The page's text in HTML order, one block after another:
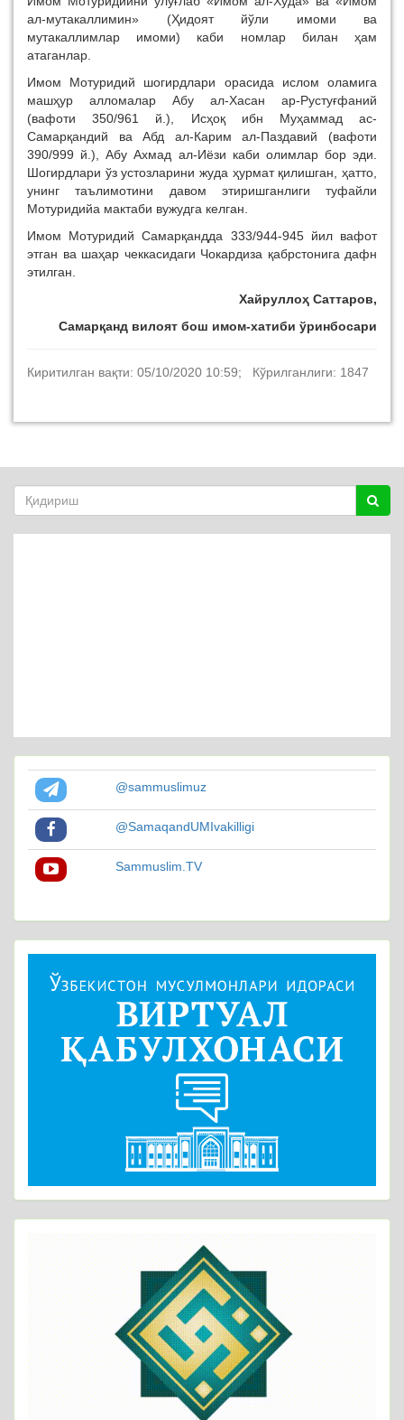
ал-мутакаллимин» (Ҳидоят йўли имоми ва
мутакаллимлар имоми) каби номлар билан ҳам
атаганлар.
Имом Мотуридий шогирдлари орасида ислом оламига
машҳур алломалар Абу ал-Хасан ар-Рустуғфаний
(вафоти 350/961 й.), Исҳоқ ибн Муҳаммад ас-
Самарқандий ва Абд ал-Карим ал-Паздавий (вафоти
390/999 й.), Абу Ахмад ал-Иёзи каби олимлар бор эди.
Шогирдлари ўз устозларини жуда ҳурмат қилишган, ҳатто,
унинг таълимотини давом этиришганлиги туфайли
Мотуридийа мактаби вужудга келган.
Имом Мотуридий Cамарқандда 333/944-945 йил вафот
этган ва шаҳар чеккасидаги Чокардиза қабрстонига дафн
этилган.
Хайруллоҳ Саттаров,
Самарқанд вилоят бош имом-хатиби ўринбосари
Киритилган вақти: 05/10/2020 10:59; Кўрилганлиги: 1847
@sammuslimuz
@SamaqandUMIvakilligi
Sammuslim.TV